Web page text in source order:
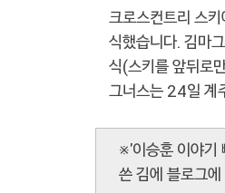
크로스컨트리 스
식했습니다. 김마
식(스키를 앞뒤로
그너스는 24일 계
※'이승훈 이야기
쓴 김에 블로그